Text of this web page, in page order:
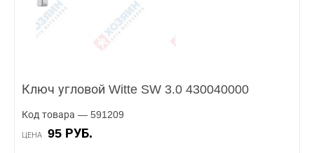
Ключ угловой Witte SW 3.0 430040000
Код товара — 591209
ЦЕНА 95 РУБ.